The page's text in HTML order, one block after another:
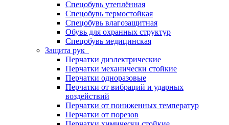
Спецобувь утеплённая
Спецобувь термостойкая
Спецобувь влагозащитная
Обувь для охранных структур
Спецобувь медицинская
Защита рук
Перчатки диэлектрические
Перчатки механически стойкие
Перчатки одноразовые
Перчатки от вибраций и ударных
воздействий
Перчатки от пониженных температур
Перчатки от порезов